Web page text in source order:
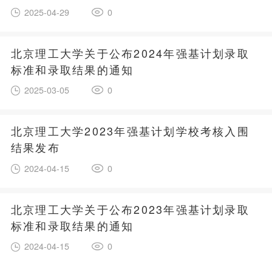
2025-04-29 0
北京理工大学关于公布2024年强基计划录取
标准和录取结果的通知
2025-03-05 0
北京理工大学2023年强基计划学校考核入围
结果发布
2024-04-15 0
北京理工大学关于公布2023年强基计划录取
标准和录取结果的通知
2024-04-15 0